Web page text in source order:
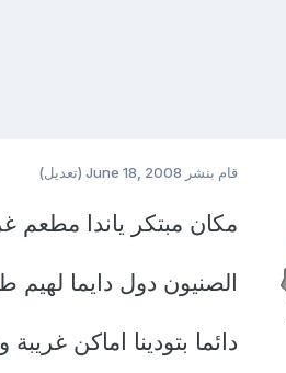
قام بنشر June 18, 2008 (تعديل)
مكان مبتكر ياندا
الصنيون دول دايما
دائما بتودينا اماكن